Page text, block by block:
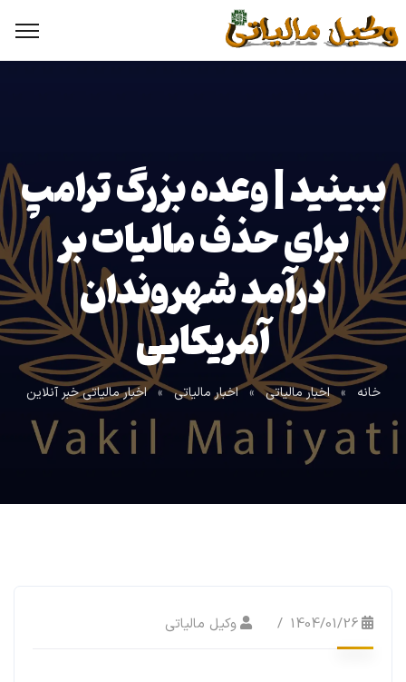
ببینید | وعده بزرگ ترامپ
برای حذف مالیات بر
درآمد شهروندان
آمریکایی
خانه » اخبار مالیاتی » اخبار مالیاتی » اخبار مالیاتی خبر آنلاین
1404/01/26 وکیل مالیاتی